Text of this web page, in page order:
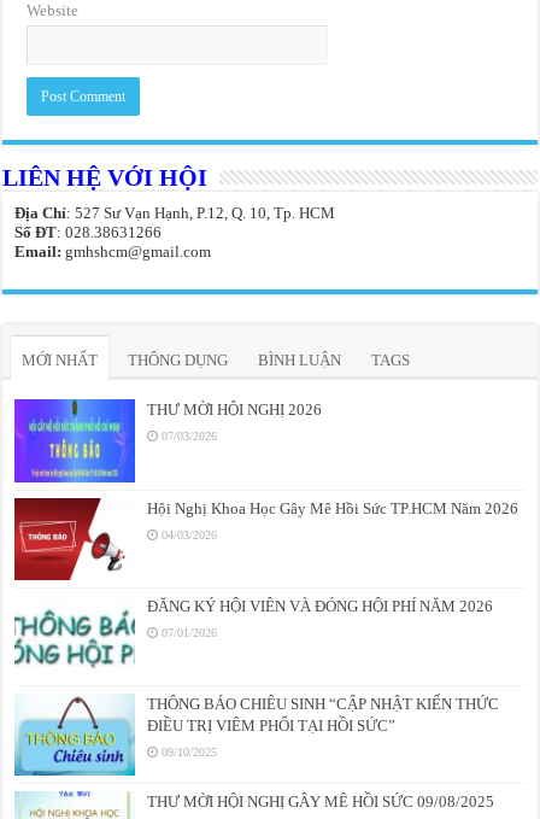
Website
LIÊN HỆ VỚI HỘI
Địa Chỉ: 527 Sư Vạn Hạnh, P.12, Q. 10, Tp. HCM
Số ĐT: 028.38631266
Email: gmhshcm@gmail.com
MỚI NHẤT THÔNG DỤNG BÌNH LUẬN TAGS
THƯ MỜI HỘI NGHỊ 2026
07/03/2026
Hội Nghị Khoa Học Gây Mê Hồi Sức TP.HCM Năm 2026
04/03/2026
ĐĂNG KÝ HỘI VIÊN VÀ ĐÓNG HỘI PHÍ NĂM 2026
07/01/2026
THÔNG BÁO CHIÊU SINH “CẬP NHẬT KIẾN THỨC
ĐIỀU TRỊ VIÊM PHỔI TẠI HỒI SỨC”
09/10/2025
THƯ MỜI HỘI NGHỊ GÂY MÊ HỒI SỨC 09/08/2025